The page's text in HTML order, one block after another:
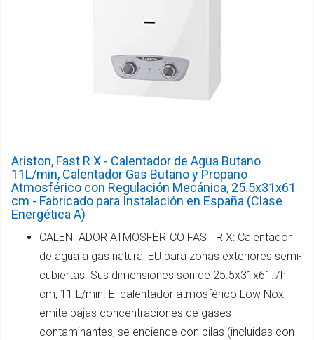
Ariston, Fast R X - Calentador de Agua Butano
11L/min, Calentador Gas Butano y Propano
Atmosférico con Regulación Mecánica, 25.5x31x61
cm - Fabricado para Instalación en España (Clase
Energética A)
CALENTADOR ATMOSFÉRICO FAST R X: Calentador
de agua a gas natural EU para zonas exteriores semi-
cubiertas. Sus dimensiones son de 25.5x31x61.7h
cm, 11 L/min. El calentador atmosférico Low Nox
emite bajas concentraciones de gases
contaminantes, se enciende con pilas (incluidas con